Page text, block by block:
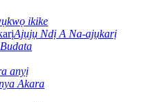
ikike
Ajụjụ Ndị A Na-ajụkarị
Budata
anyị
Akara